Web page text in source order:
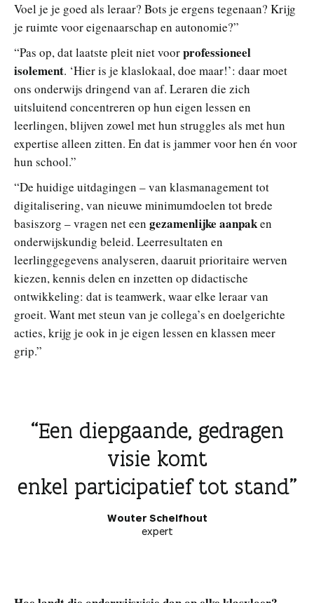
Voel je je goed als leraar? Bots je ergens tegenaan? Krijg
je ruimte voor eigenaarschap en autonomie?”
“Pas op, dat laatste pleit niet voorprofessioneel
isolement. ‘Hier is je klaslokaal, doe maar!’: daar moet
ons onderwijs dringend van af. Leraren die zich
uitsluitend concentreren op hun eigen lessen en
leerlingen, blijven zowel met hun struggles als met hun
expertise alleen zitten. En dat is jammer voor hen én voor
hun school.”
“De huidige uitdagingen – van klasmanagement tot
digitalisering, van nieuwe minimumdoelen tot brede
basiszorg – vragen net een gezamenlijke aanpaken
onderwijskundig beleid. Leerresultaten en
leerlinggegevens analyseren, daaruit prioritaire werven
kiezen, kennis delen en inzetten op didactische
ontwikkeling: dat is teamwerk, waar elke leraar van
groeit. Want met steun van je collega’s en doelgerichte
acties, krijg je ook in je eigen lessen en klassen meer
grip.”
Een diepgaande, gedragen
visie komt
enkel participatief tot stand
Wouter Schelfhout
expert